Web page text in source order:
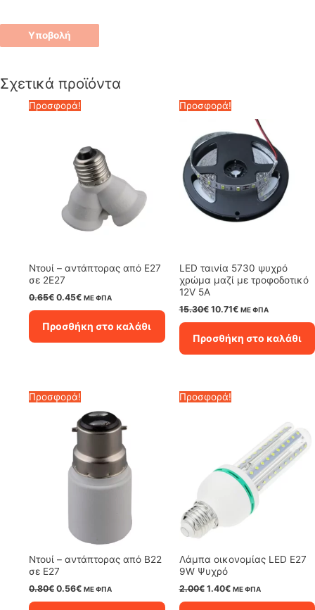
Σχετικά προϊόντα
Προσφορά!
Ντουί – αντάπτορας από E27
σε 2E27
0.65€ Original
price
0.65€.
0.45€Η
τρέχουσα
είναι:
0.45€.
ΜΕ ΦΠΑ
Προσθήκη στο καλάθι
Προσφορά!
LED ταινία 5730 ψυχρό
χρώμα μαζί με τροφοδοτικό
12V 5A
15.30€ Original
price
15.30€.
10.71€Η
τρέχουσα
είναι:
10.71€.
ΜΕ ΦΠΑ
Προσθήκη στο καλάθι
Προσφορά!
Ντουί – αντάπτορας από B22
σε Ε27
0.80€ Original
0.56€ΗΜΕ ΦΠΑ
Προσφορά!
Λάμπα οικονομίας LED E27
9W Ψυχρό
2.00€ Original
1.40€ΗΜΕ ΦΠΑ